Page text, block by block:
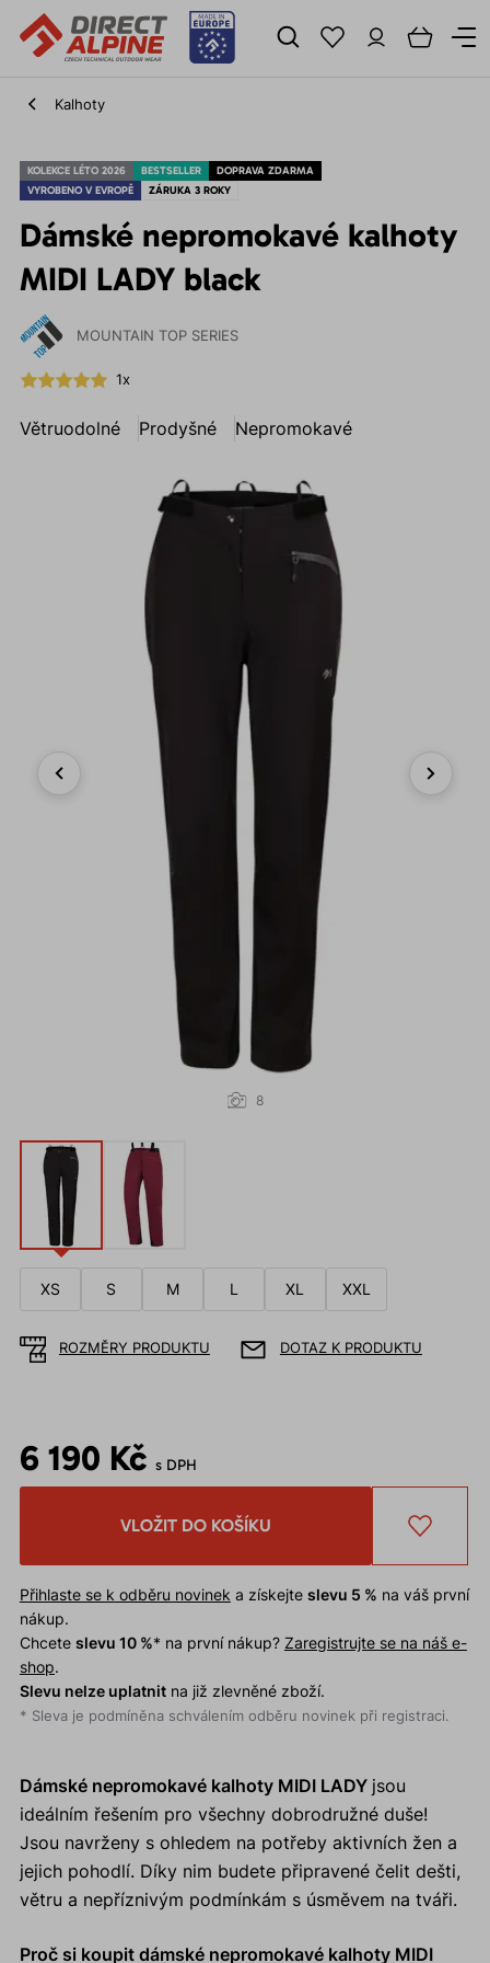
Kalhoty
KOLEKCE LÉTO 2026 BESTSELLER
DOPRAVA ZDARMA
VYROBENO V EVROPĚ
ZÁRUKA 3 ROKY
Dámské nepromokavé kalhoty
MIDI LADY black
MOUNTAIN TOP SERIES
1x
Větruodolné Prodyšné Nepromokavé
8
XS S M L XL XXL
ROZMĚRY PRODUKTU DOTAZ K PRODUKTU
6 190 Kč s DPH
VLOŽIT DO KOŠÍKU
Přihlaste se k odběru novinek a získejte slevu 5 % na váš první
nákup.
Chcete slevu 10 %* na první nákup? Zaregistrujte se na náš e-
shop.
Slevu nelze uplatnitna již zlevněné zboží.
* Sleva je podmíněna schválením odběru novinek při registraci.
Dámské nepromokavé kalhoty MIDI LADY jsou
ideálním řešením pro všechny dobrodružné duše!
Jsou navrženy s ohledem na potřeby aktivních žen a
jejich pohodlí. Díky nim budete připravené čelit dešti,
větru a nepříznivým podmínkám s úsměvem na tváři.
Proč si koupit dámské nepromokavé kalhoty MIDI